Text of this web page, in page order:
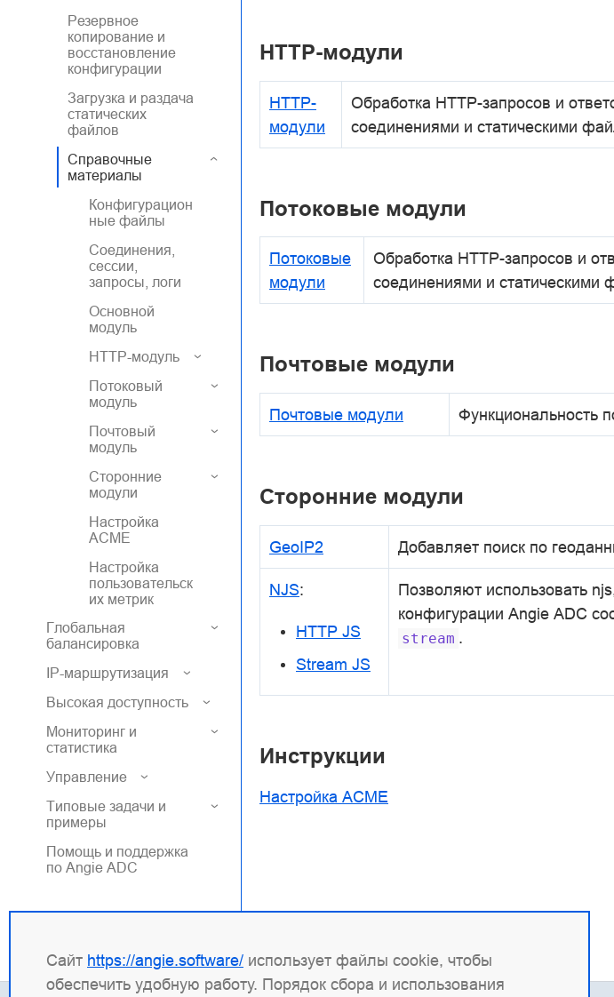
Резервное
копирование и
восстановление
конфигурации
Загрузка и раздача
статических
файлов
Справочные
материалы
Конфигурацион
ные файлы
Соединения,
сессии,
запросы, логи
Основной
модуль
HTTP-модуль
Потоковый
модуль
Почтовый
модуль
Сторонние
модули
Настройка
ACME
Настройка
пользовательск
их метрик
Глобальная
балансировка
IP-маршрутизация
Высокая доступность
Мониторинг и
статистика
Управление
Типовые задачи и
примеры
Помощь и поддержка
по Angie ADC
HTTP-модули
HTTP-
модули
Обработка HTTP-запросов и
соединениями и статическими
Потоковые модули
Потоковые
модули
Обработка HTTP-запросов и
соединениями и статическими
Почтовые модули
Почтовые модули Функциональность
Сторонние модули
GeoIP2 Добавляет поиск по
NJS:
HTTP JS
Stream JS
Позволяют использовать
конфигурации Angie ADC
stream .
Инструкции
Настройка ACME
Сайт https://angie.software/ использует файлы cookie, чтобы
обеспечить удобную работу. Порядок сбора и использования